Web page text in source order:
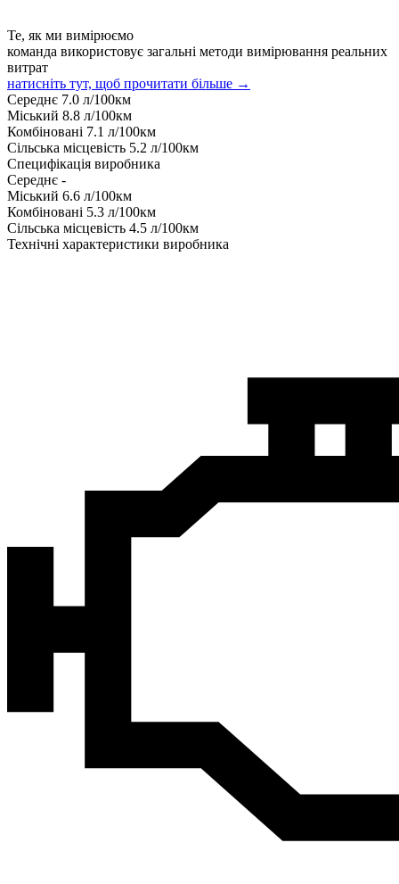
Те, як ми вимірюємо
команда використовує загальні методи вимірювання реальних
витрат
натисніть тут, щоб прочитати більше →
Середнє 7.0 л/100км
Міський 8.8 л/100км
Комбіновані 7.1 л/100км
Сільська місцевість 5.2 л/100км
Специфікація виробника
Середнє -
Міський 6.6 л/100км
Комбіновані 5.3 л/100км
Сільська місцевість 4.5 л/100км
Технічні характеристики виробника